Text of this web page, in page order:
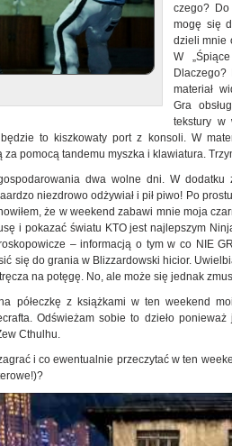
czego?
mogę się
dzieli mnie
W
materiał
Gra
tekstury w
to kiszkowaty port z konsoli. W
pomocą tandemu myszka i klawiatura.
dwa wolne dni. W dodatku
niezdrowo odżywiał i pił piwo! Po
że w weekend zabawi mnie moja
i pokazać światu KTO jest najlepszym
– informacją o tym w co NIE
się do grania w Blizzardowski hicior.
na potęgę. No, ale może się jednak
półeczkę z książkami w ten weekend
Odświeżam sobie to dzieło
Cthulhu.
i co ewentualnie przeczytać w ten